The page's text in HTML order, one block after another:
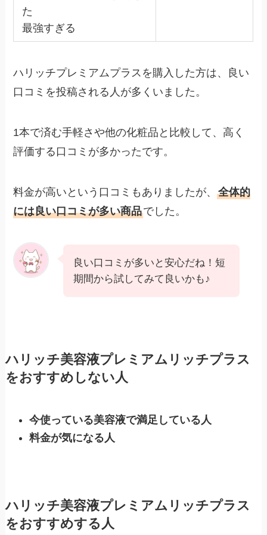
た
最強すぎる
ハリッチプレミアムプラスを購入した方は、良い
口コミを投稿される人が多くいました。
1本で済む手軽さや他の化粧品と比較して、高く
評価する口コミが多かったです。
料金が高いという口コミもありましたが、全体的
には良い口コミが多い商品でした。
良い口コミが多いと安心だね！短
期間から試してみて良いかも♪
ハリッチ美容液プレミアムリッチプラス
をおすすめしない人
今使っている美容液で満足している人
料金が気になる人
ハリッチ美容液プレミアムリッチプラス
をおすすめする人